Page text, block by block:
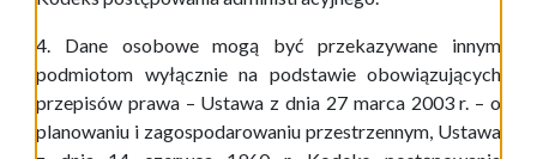
4. Dane osobowe mogą być przekazywane innym
podmiotom wyłącznie na podstawie obowiązujących
przepisów prawa – Ustawa z dnia 27 marca 2003 r. – o
planowaniu i zagospodarowaniu przestrzennym, Ustawa